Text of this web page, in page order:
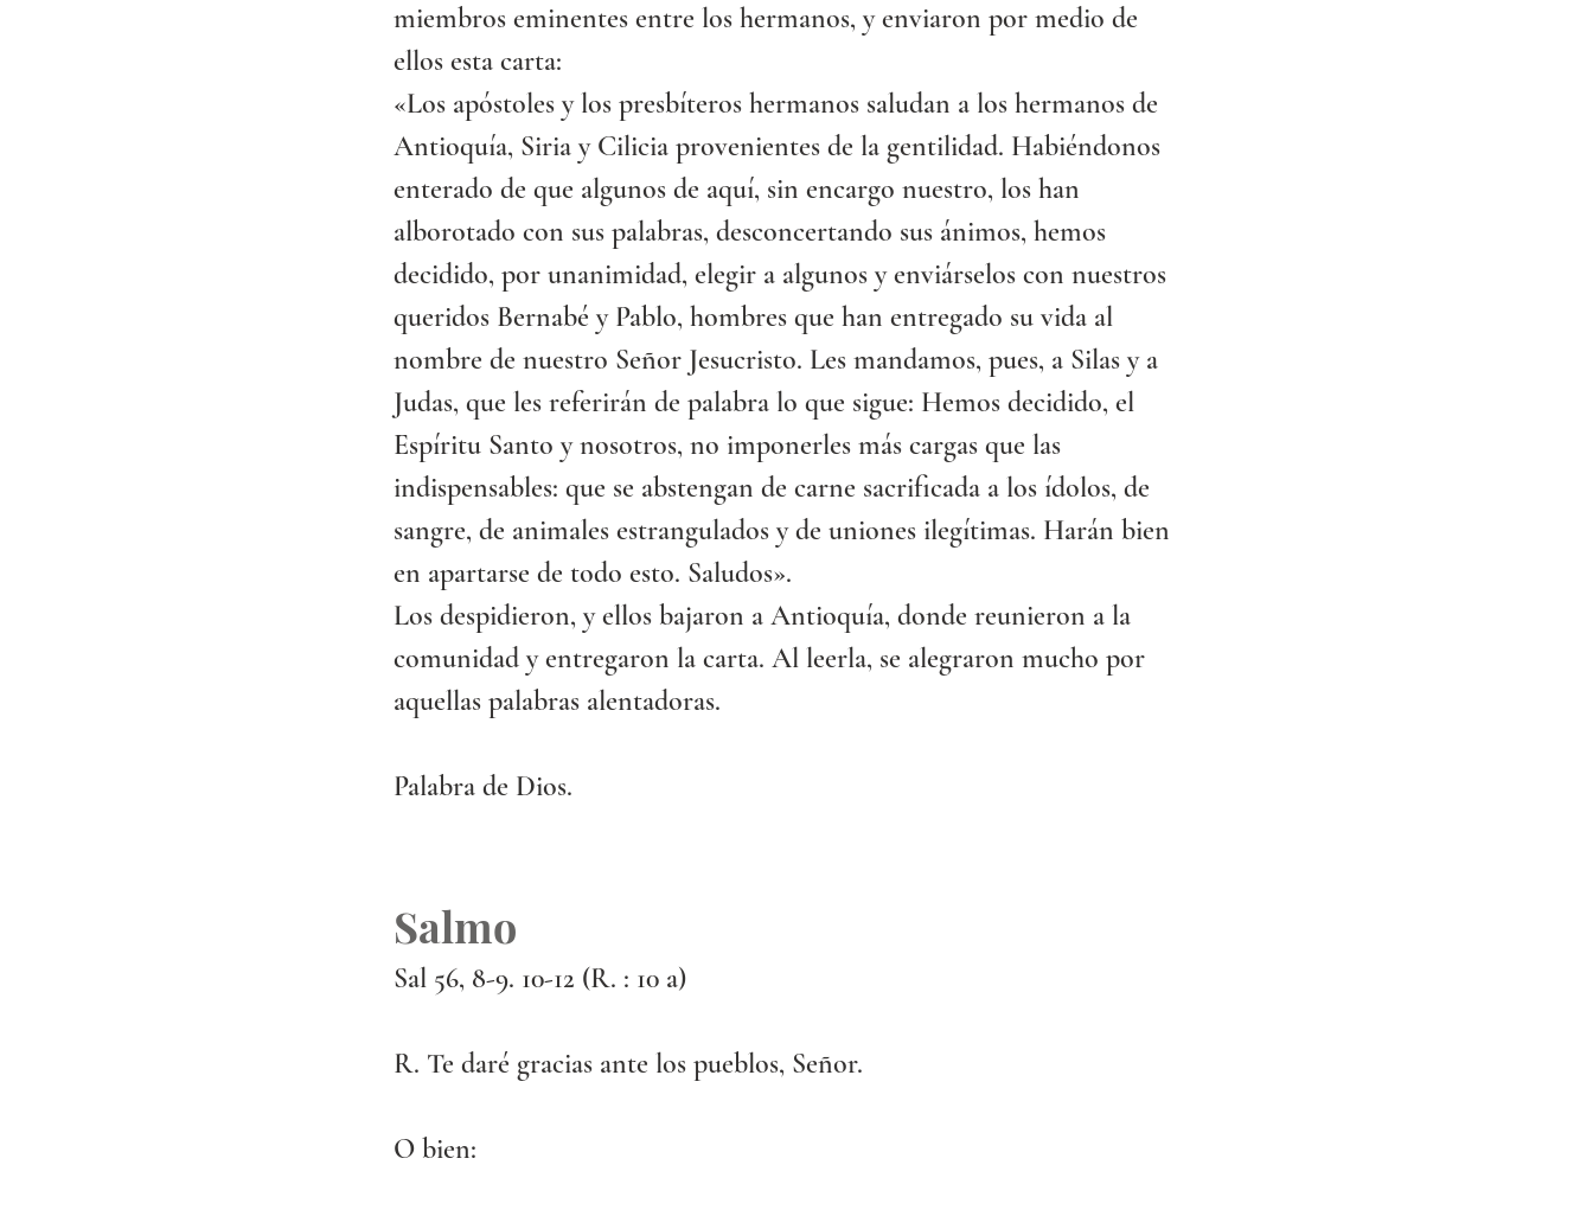
miembros eminentes entre los hermanos, y enviaron por medio de
ellos esta carta:
«Los apóstoles y los presbíteros hermanos saludan a los hermanos de
Antioquía, Siria y Cilicia provenientes de la gentilidad. Habiéndonos
enterado de que algunos de aquí, sin encargo nuestro, los han
alborotado con sus palabras, desconcertando sus ánimos, hemos
decidido, por unanimidad, elegir a algunos y enviárselos con nuestros
queridos Bernabé y Pablo, hombres que han entregado su vida al
nombre de nuestro Señor Jesucristo. Les mandamos, pues, a Silas y a
Judas, que les referirán de palabra lo que sigue: Hemos decidido, el
Espíritu Santo y nosotros, no imponerles más cargas que las
indispensables: que se abstengan de carne sacrificada a los ídolos, de
sangre, de animales estrangulados y de uniones ilegítimas. Harán bien
en apartarse de todo esto. Saludos».
Los despidieron, y ellos bajaron a Antioquía, donde reunieron a la
comunidad y entregaron la carta. Al leerla, se alegraron mucho por
aquellas palabras alentadoras.
Palabra de Dios.
Salmo
Sal 56, 8-9. 10-12 (R. : 10 a)
R. Te daré gracias ante los pueblos, Señor.
O bien: